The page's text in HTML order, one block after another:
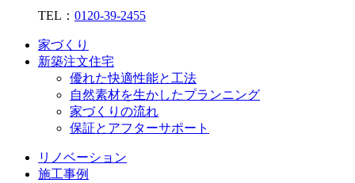
TEL： 0120-39-2455
家づくり
新築注文住宅
優れた快適性能と工法
自然素材を生かしたプランニング
家づくりの流れ
保証とアフターサポート
リノベーション
施工事例